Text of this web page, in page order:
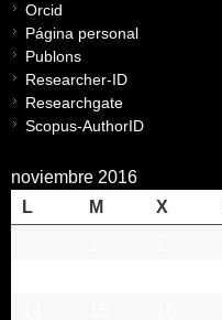
Orcid
Página personal
Publons
Researcher-ID
Researchgate
Scopus-AuthorID
noviembre 2016
L
M X